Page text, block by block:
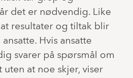
det er nødvendig. Like
resultater og tiltak blir
Hvis ansatte
svarer på spørsmål om
uten at noe skjer, viser